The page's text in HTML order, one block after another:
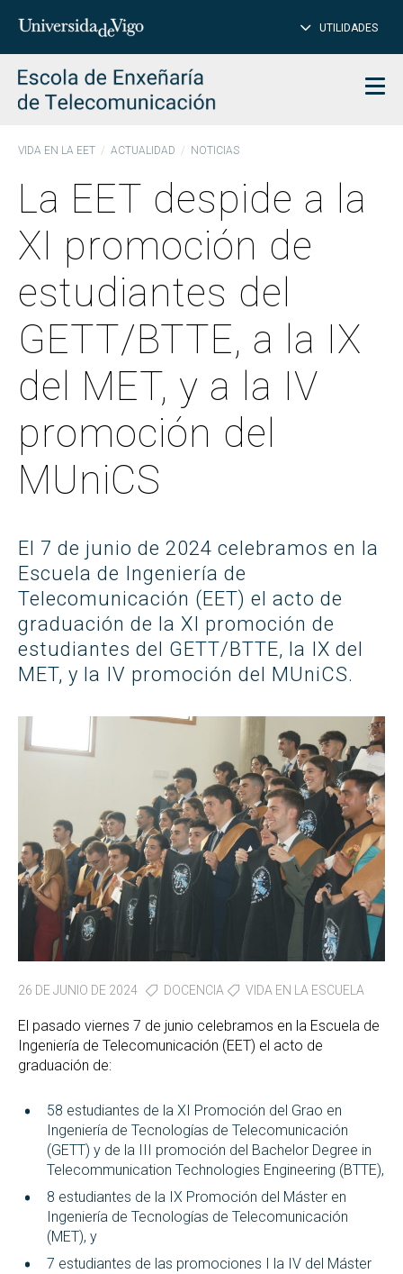
Insertar
para
buscar
UTILIDADES
VIDA EN LA EET ACTUALIDAD NOTICIAS
La EET despide a la
XI promoción de
estudiantes del
GETT/BTTE, a la IX
del MET, y a la IV
promoción del
MUniCS
El 7 de junio de 2024 celebramos en la
Escuela de Ingeniería de
Telecomunicación (EET) el acto de
graduación de la XI promoción de
estudiantes del GETT/BTTE, la IX del
MET, y la IV promoción del MUniCS.
26 DE JUNIO DE 2024 DOCENCIA VIDA EN LA ESCUELA
El pasado viernes 7 de junio celebramos en la Escuela de
Ingeniería de Telecomunicación (EET) el acto de
graduación de:
58 estudiantes de la XI Promoción del Grao en
Ingeniería de Tecnologías de Telecomunicación
(GETT) y de la III promoción del Bachelor Degree in
Telecommunication Technologies Engineering (BTTE),
8 estudiantes de la IX Promoción del Máster en
Ingeniería de Tecnologías de Telecomunicación
(MET), y
7 estudiantes de las promociones I la IV del Máster